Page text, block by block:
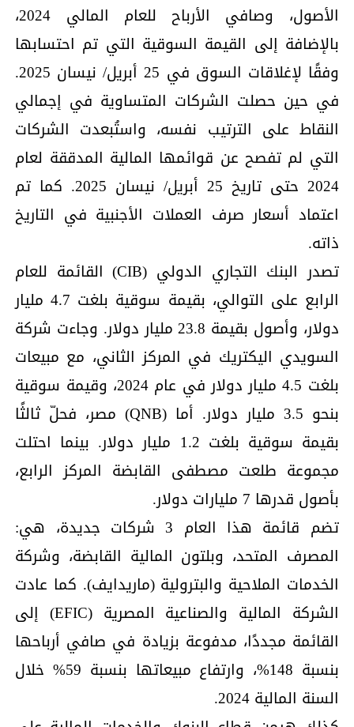
الأصول، وصافي الأرباح للعام المالي 2024،
بالإضافة إلى القيمة السوقية التي تم احتسابها
وفقًا لإغلاقات السوق في 25 أبريل/ نيسان 2025.
في حين حصلت الشركات المتساوية في إجمالي
النقاط على الترتيب نفسه، واستُبعدت الشركات
التي لم تفصح عن قوائمها المالية المدققة لعام
2024 حتى تاريخ 25 أبريل/ نيسان 2025. كما تم
اعتماد أسعار صرف العملات الأجنبية في التاريخ
ذاته.
تصدر البنك التجاري الدولي (CIB) القائمة للعام
الرابع على التوالي، بقيمة سوقية بلغت 4.7 مليار
دولار، وأصول بقيمة 23.8 مليار دولار. وجاءت شركة
السويدي اليكتريك في المركز الثاني، مع مبيعات
بلغت 4.5 مليار دولار في عام 2024، وقيمة سوقية
بنحو 3.5 مليار دولار. أما (QNB) مصر، فحلّ ثالثًا
بقيمة سوقية بلغت 1.2 مليار دولار. بينما احتلت
مجموعة طلعت مصطفى القابضة المركز الرابع،
بأصول قدرها 7 مليارات دولار.
تضم قائمة هذا العام 3 شركات جديدة، هي:
المصرف المتحد، وبلتون المالية القابضة، وشركة
الخدمات الملاحية والبترولية (ماريدايف). كما عادت
الشركة المالية والصناعية المصرية (EFIC) إلى
القائمة مجددًا، مدفوعة بزيادة في صافي أرباحها
بنسبة 148%، وارتفاع مبيعاتها بنسبة 59% خلال
السنة المالية 2024.